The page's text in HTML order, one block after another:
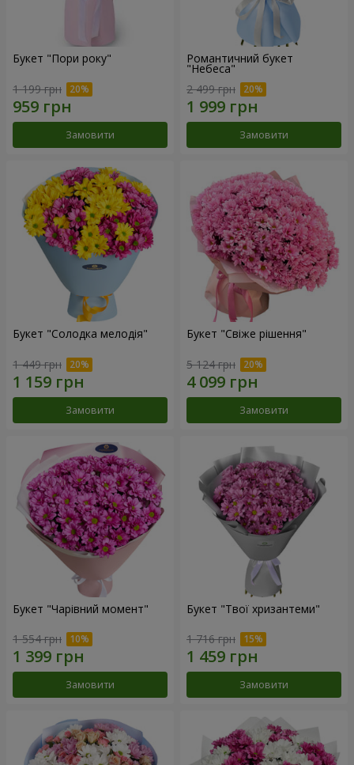
Букет "Пори року"
1 199 грн
Замовити
Романтичний букет
"Небеса"
2 499 грн
Замовити
Букет "Солодка мелодія"
1 449 грн
Замовити
Букет "Свіже рішення"
5 124 грн
Замовити
Букет "Чарівний момент"
1 554 грн
Замовити
Букет "Твої хризантеми"
1 716 грн
Замовити